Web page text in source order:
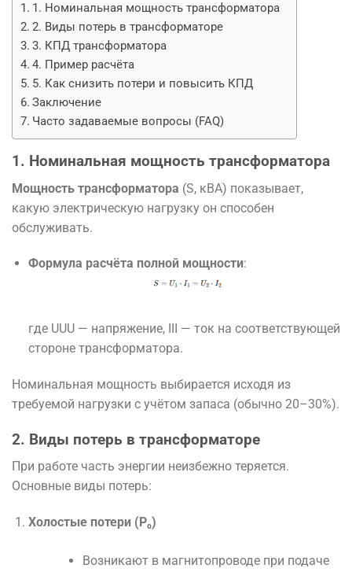
1. Номинальная мощность трансформатора
2. Виды потерь в трансформаторе
3. КПД трансформатора
4. Пример расчёта
5. Как снизить потери и повысить КПД
Заключение
Часто задаваемые вопросы (FAQ)
1. Номинальная мощность трансформатора
Мощность трансформатора (S, кВА) показывает,
какую электрическую нагрузку он способен
обслуживать.
Формула расчёта полной мощности:
где UUU— напряжение,
— ток на соответствующей
стороне трансформатора.
Номинальная мощность выбирается исходя из
требуемой нагрузки с учётом запаса (обычно 20–30%).
2. Виды потерь в трансформаторе
При работе часть энергии неизбежно теряется.
Основные виды потерь:
Холостые потери (P₀)
Возникают в магнитопроводе при подаче